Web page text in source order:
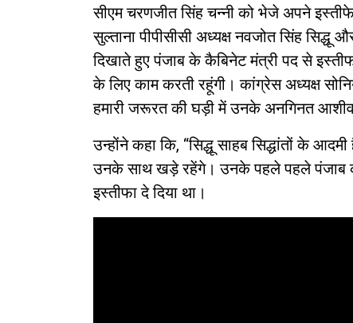
सीएम चरणजीत सिंह चन्नी को भेजे अपने इस्तीफे
सुल्ताना पीपीसीसी अध्यक्ष नवजोत सिंह
दिखाते हुए पंजाब के कैबिनेट मंत्री पद से
के लिए काम करती रहूंगी। कांग्रेस अध्यक्ष
हमारी जरूरत की घड़ी में उनके अनगिनत
उन्होंने कहा कि, “सिद्धू साहब सिद्धांतों के
उनके साथ खड़े रहेंगे। उनके पहले पहले पंजाब
इस्तीफा दे दिया था।